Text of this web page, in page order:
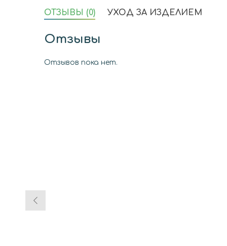
ОТЗЫВЫ (0) УХОД ЗА ИЗДЕЛИЕМ
Отзывы
Отзывов пока нет.